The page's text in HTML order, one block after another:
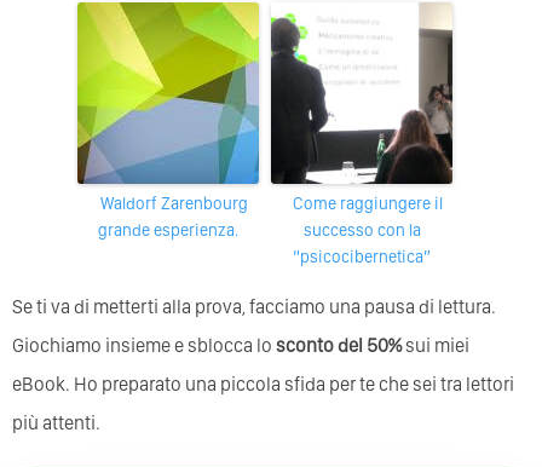
Waldorf Zarenbourg
grande esperienza.
Come raggiungere il
successo con la
“psicocibernetica”
Se ti va di metterti alla prova, facciamo una pausa di lettura.
Giochiamo insieme e sblocca lo sconto del 50%sui miei
eBook. Ho preparato una piccola sfida per te che sei tra lettori
più attenti.